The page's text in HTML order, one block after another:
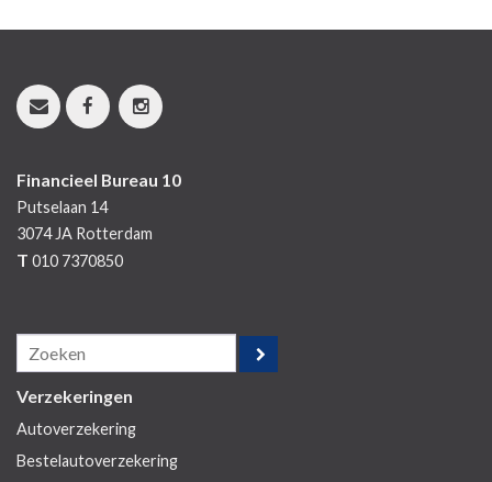
Financieel Bureau 10
Putselaan 14
3074 JA Rotterdam
T 010 7370850
Verzekeringen
Autoverzekering
Bestelautoverzekering